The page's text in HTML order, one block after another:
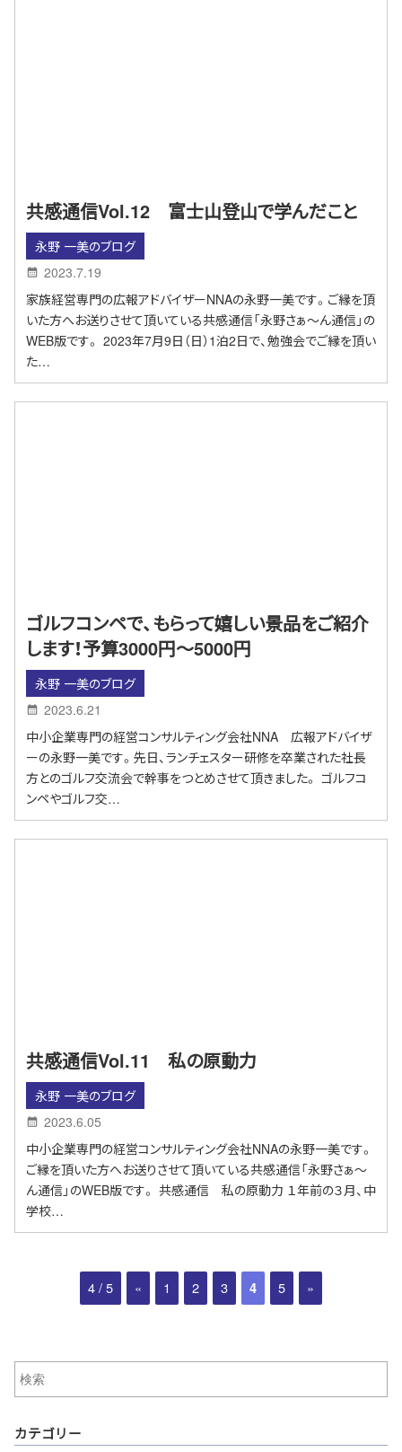
共感通信Vol.12 富士山登山で学んだこと
永野 一美のブログ
2023.7.19
家族経営専門の広報アドバイザーNNAの永野一美です。ご縁を頂
いた方へお送りさせて頂いている共感通信「永野さぁ～ん通信」の
WEB版です。 2023年7月9日（日）1泊2日で、勉強会でご縁を頂い
た…
ゴルフコンペで、もらって嬉しい景品をご紹介
します！予算3000円～5000円
永野 一美のブログ
2023.6.21
中小企業専門の経営コンサルティング会社NNA 広報アドバイザ
ーの永野一美です。先日、ランチェスター研修を卒業された社長
方とのゴルフ交流会で幹事をつとめさせて頂きました。 ゴルフコ
ンペやゴルフ交…
共感通信Vol.11 私の原動力
永野 一美のブログ
2023.6.05
中小企業専門の経営コンサルティング会社NNAの永野一美です。
ご縁を頂いた方へお送りさせて頂いている共感通信「永野さぁ～
ん通信」のWEB版です。 共感通信 私の原動力 １年前の３月、中
学校…
4 / 5 « 1 2 3 4 5 »
カテゴリー